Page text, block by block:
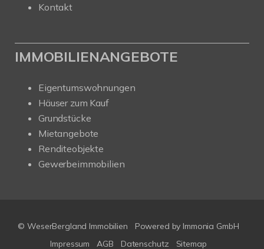
Kontakt
IMMOBILIENANGEBOTE
Eigentumswohnungen
Häuser zum Kauf
Grundstücke
Mietangebote
Renditeobjekte
Gewerbeimmobilien
© WeserBergland Immobilien Powered by Immonia GmbH
Impressum
AGB Datenschutz Sitemap